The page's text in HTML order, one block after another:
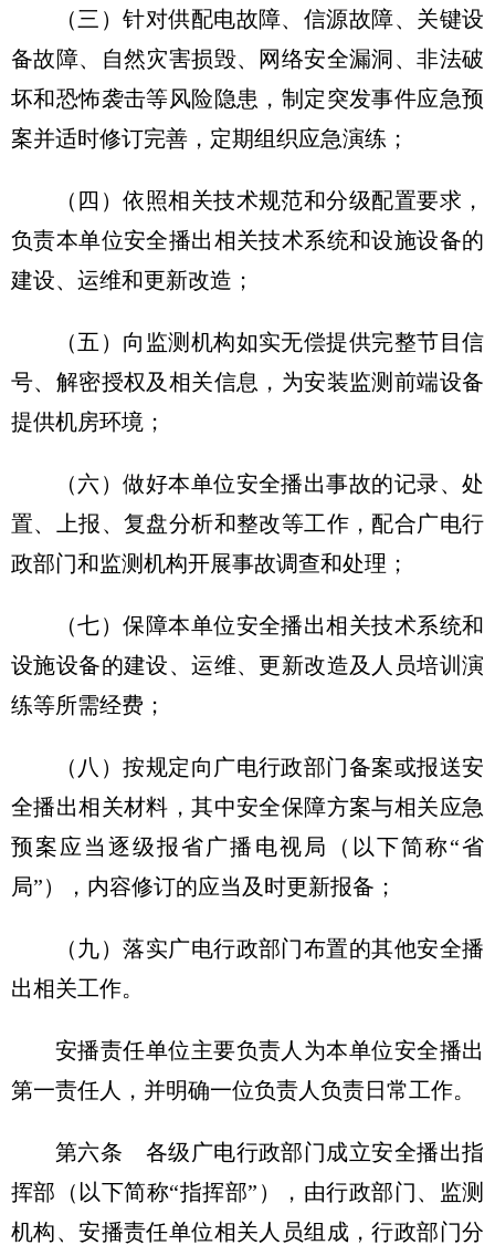
（三）针对供配电故障、信源故障、关键设
备故障、自然灾害损毁、网络安全漏洞、非法破
坏和恐怖袭击等风险隐患，制定突发事件应急预
案并适时修订完善，定期组织应急演练；
（四）依照相关技术规范和分级配置要求，
负责本单位安全播出相关技术系统和设施设备的
建设、运维和更新改造；
（五）向监测机构如实无偿提供完整节目信
号、解密授权及相关信息，为安装监测前端设备
提供机房环境；
（六）做好本单位安全播出事故的记录、处
置、上报、复盘分析和整改等工作，配合广电行
政部门和监测机构开展事故调查和处理；
（七）保障本单位安全播出相关技术系统和
设施设备的建设、运维、更新改造及人员培训演
练等所需经费；
（八）按规定向广电行政部门备案或报送安
全播出相关材料，其中安全保障方案与相关应急
预案应当逐级报省广播电视局（以下简称“省
局”），内容修订的应当及时更新报备；
（九）落实广电行政部门布置的其他安全播
出相关工作。
安播责任单位主要负责人为本单位安全播出
第一责任人，并明确一位负责人负责日常工作。
第六条 各级广电行政部门成立安全播出指
挥部（以下简称“指挥部”），由行政部门、监测
机构、安播责任单位相关人员组成，行政部门分